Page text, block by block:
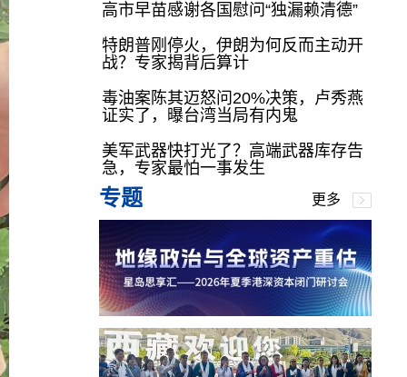
高市早苗感谢各国慰问“独漏赖清德”
特朗普刚停火，伊朗为何反而主动开
战？专家揭背后算计
毒油案陈其迈怒问20%决策，卢秀燕
证实了，曝台湾当局有内鬼
美军武器快打光了？高端武器库存告
急，专家最怕一事发生
专题 更多